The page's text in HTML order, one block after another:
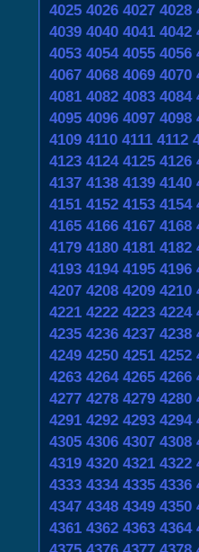
4025 4026 4027 4028
4039 4040 4041 4042
4053 4054 4055 4056
4067 4068 4069 4070
4081 4082 4083 4084
4095 4096 4097 4098
4109 4110 4111 4112
4123 4124 4125 4126
4137 4138 4139 4140
4151 4152 4153 4154
4165 4166 4167 4168
4179 4180 4181 4182
4193 4194 4195 4196
4207 4208 4209 4210
4221 4222 4223 4224
4235 4236 4237 4238
4249 4250 4251 4252
4263 4264 4265 4266
4277 4278 4279 4280
4291 4292 4293 4294
4305 4306 4307 4308
4319 4320 4321 4322
4333 4334 4335 4336
4347 4348 4349 4350
4361 4362 4363 4364